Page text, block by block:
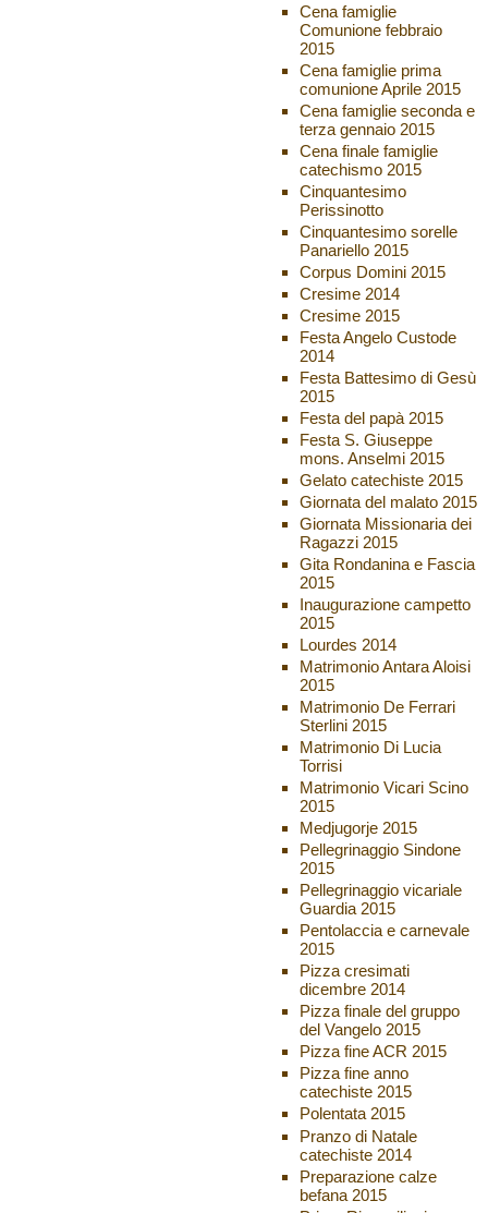
Cena famiglie
Comunione febbraio
2015
Cena famiglie prima
comunione Aprile 2015
Cena famiglie seconda e
terza gennaio 2015
Cena finale famiglie
catechismo 2015
Cinquantesimo
Perissinotto
Cinquantesimo sorelle
Panariello 2015
Corpus Domini 2015
Cresime 2014
Cresime 2015
Festa Angelo Custode
2014
Festa Battesimo di Gesù
2015
Festa del papà 2015
Festa S. Giuseppe
mons. Anselmi 2015
Gelato catechiste 2015
Giornata del malato 2015
Giornata Missionaria dei
Ragazzi 2015
Gita Rondanina e Fascia
2015
Inaugurazione campetto
2015
Lourdes 2014
Matrimonio Antara Aloisi
2015
Matrimonio De Ferrari
Sterlini 2015
Matrimonio Di Lucia
Torrisi
Matrimonio Vicari Scino
2015
Medjugorje 2015
Pellegrinaggio Sindone
2015
Pellegrinaggio vicariale
Guardia 2015
Pentolaccia e carnevale
2015
Pizza cresimati
dicembre 2014
Pizza finale del gruppo
del Vangelo 2015
Pizza fine ACR 2015
Pizza fine anno
catechiste 2015
Polentata 2015
Pranzo di Natale
catechiste 2014
Preparazione calze
befana 2015